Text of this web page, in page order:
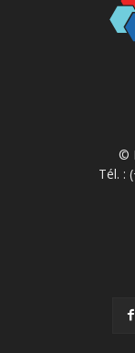
©
Tél. :